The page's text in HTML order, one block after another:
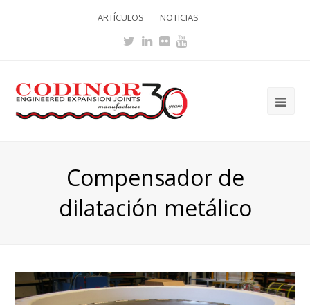
ARTÍCULOS NOTICIAS
Twitter
LinkedIn
FlickrYoutube
Compensador de
dilatación metálico